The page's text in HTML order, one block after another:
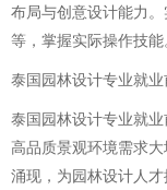
布局与创意设计能力
等，掌握实际操作技能
泰国园林设计专业就业
泰国园林设计专业就
高品质景观环境需求
涌现，为园林设计人